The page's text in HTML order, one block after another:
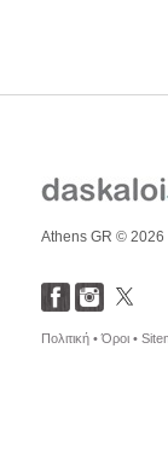
Athens GR © 2026
Πολιτική •Όροι •